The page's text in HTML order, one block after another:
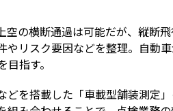
の横断通過は可能だが、縦断
リスク要因などを整理。自動
指す。
を搭載した「車載型舗装測定